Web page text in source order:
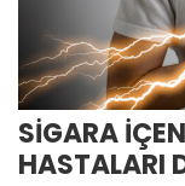
SİGARA
HASTALARI